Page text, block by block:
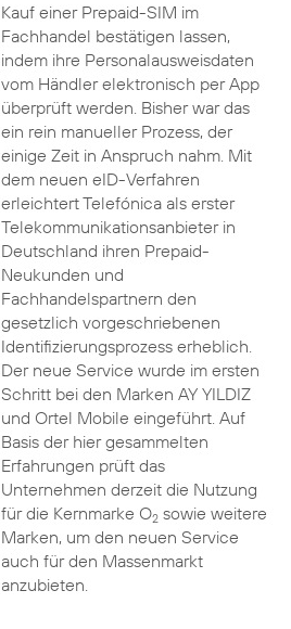
Kauf einer Prepaid-SIM im
Fachhandel bestätigen lassen,
indem ihre Personalausweisdaten
vom Händler elektronisch per App
überprüft werden. Bisher war das
ein rein manueller Prozess, der
einige Zeit in Anspruch nahm. Mit
dem neuen eID-Verfahren
erleichtert Telefónica als erster
Telekommunikationsanbieter in
Deutschland ihren Prepaid-
Neukunden und
Fachhandelspartnern den
gesetzlich vorgeschriebenen
Identifizierungsprozess erheblich.
Der neue Service wurde im ersten
Schritt bei den Marken AY YILDIZ
und Ortel Mobile eingeführt. Auf
Basis der hier gesammelten
Erfahrungen prüft das
Unternehmen derzeit die Nutzung
für die Kernmarke O2sowie weitere
Marken, um den neuen Service
auch für den Massenmarkt
anzubieten.